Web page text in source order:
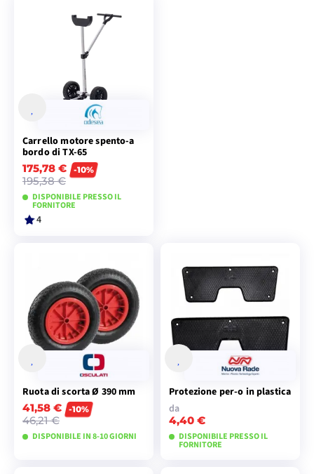
VISUALIZZA I
MODELLI
Carrello motore spento-a
bordo di TX-65
175,78 €
195,38 €
-10%
DISPONIBILE PRESSO IL
FORNITORE
4
CARRELLO
Ruota di scorta Ø 390 mm
41,58 €
46,21 €
-10%
DISPONIBILE IN 8-10 GIORNI
Protezione per-o in plastica
da
4,40 €
DISPONIBILE PRESSO IL
FORNITORE